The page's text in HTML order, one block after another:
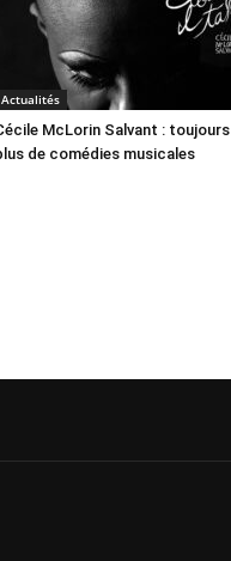
Actualités
McLorin Salvant : toujours
de comédies musicales